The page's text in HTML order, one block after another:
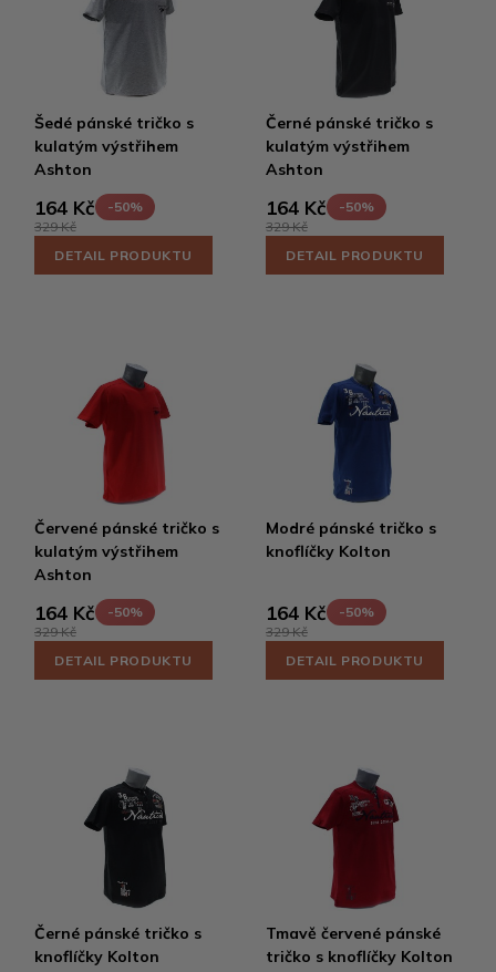
Šedé pánské tričko s
kulatým výstřihem
Ashton
164 Kč
-50%
329 Kč
DETAIL PRODUKTU
Černé pánské tričko s
kulatým výstřihem
Ashton
164 Kč
-50%
329 Kč
DETAIL PRODUKTU
Červené pánské tričko s
kulatým výstřihem
Ashton
164 Kč
-50%
329 Kč
DETAIL PRODUKTU
Modré pánské tričko s
knoflíčky Kolton
164 Kč
-50%
329 Kč
DETAIL PRODUKTU
Černé pánské tričko s
knoflíčky Kolton
Tmavě červené pánské
tričko s knoflíčky Kolton